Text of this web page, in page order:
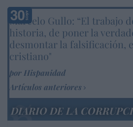
Marcelo Gullo: “El trabajo
historia, de poner la
desmontar la falsificación,
cristiano"
por Hispanidad
Artículos anteriores
DIARIO DE LA